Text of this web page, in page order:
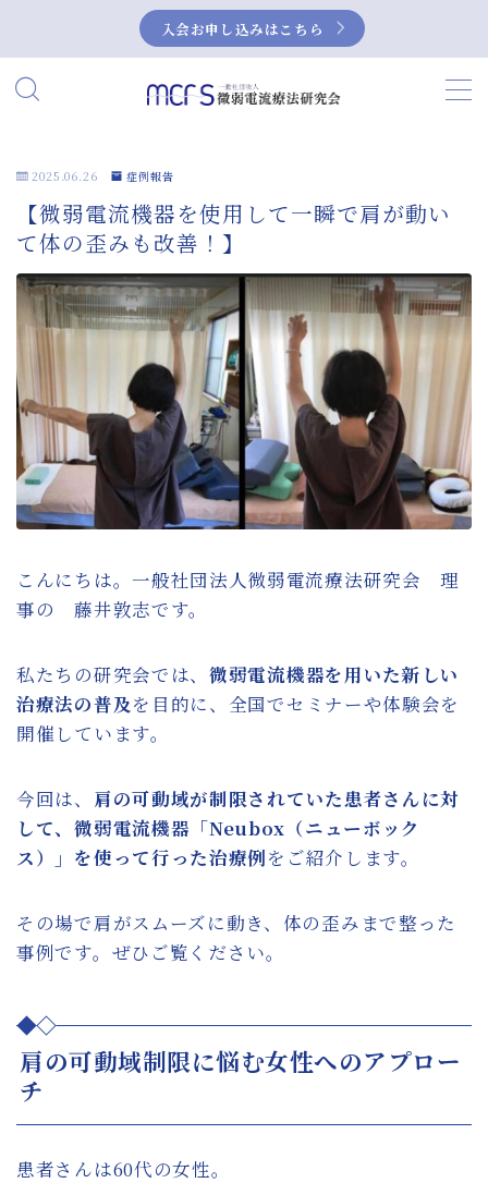
入会お申し込みはこちら
MENU
当研究会について
微弱電流とは？
微弱電流の活用事例
症例集
NEUBOX（ニューボックス）によるぎっく
り腰の治療
膝の痛みに対して確かな改善方法を提供する
可能性
微弱電流を用いた整体治療体験会のご案内
BLOG
2025.06.26 症例報告
【微弱電流機器を使用して一瞬で肩が動い
て体の歪みも改善！】
こんにちは。一般社団法人微弱電流療法研究会 理
事の 藤井敦志です。
私たちの研究会では、 微弱電流機器を用いた新しい
治療法の普及を目的に、全国でセミナーや体験会を
開催しています。
今回は、 肩の可動域が制限されていた患者さんに対
して、微弱電流機器「Neubox（ニューボック
ス）」を使って行った治療例をご紹介します。
その場で肩がスムーズに動き、体の歪みまで整った
事例です。ぜひご覧ください。
肩の可動域制限に悩む女性へのアプロー
チ
患者さんは60代の女性。